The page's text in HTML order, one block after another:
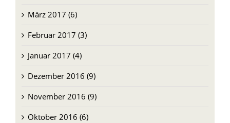
März 2017 (6)
Februar 2017 (3)
Januar 2017 (4)
Dezember 2016 (9)
November 2016 (9)
Oktober 2016 (6)